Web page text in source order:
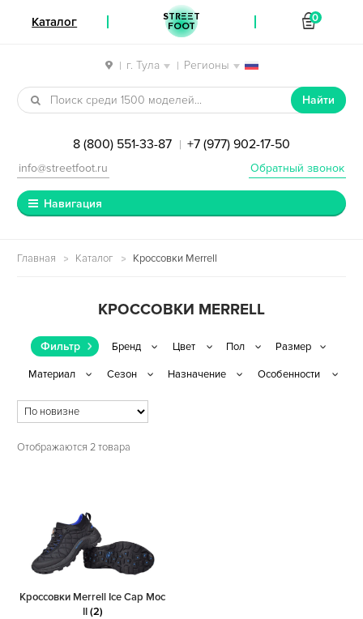
| г. Тула | Регионы
Перейти к навигации
Перейти к содержимому
Найти
8 (800) 551-33-87 | +7 (977) 902-17-50
Обратный звонок
info@streetfoot.ru
Навигация
Главная Каталог Кроссовки Merrell
КРОССОВКИ MERRELL
Фильтр
Отображаются 2 товара
Кроссовки Merrell Ice Cap Moc
II(2)
Каталог STREET
FOOT
0